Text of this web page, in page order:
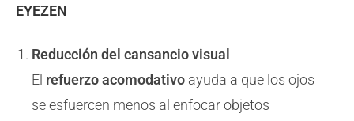
EYEZEN
Reducción del cansancio visual
El refuerzo acomodativo ayuda a que los ojos
se esfuercen menos al enfocar objetos